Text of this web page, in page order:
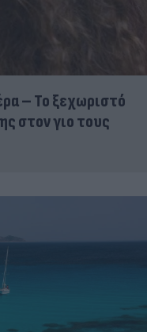
– Το ξεχωριστό
στον γιο τους